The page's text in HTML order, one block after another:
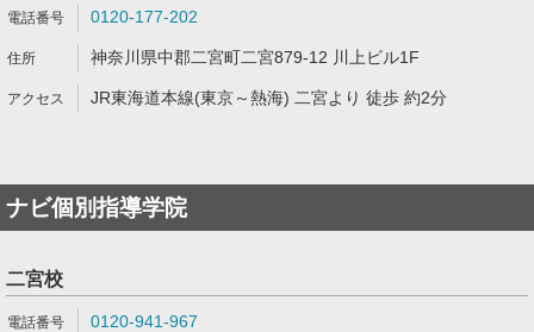
0120-177-202
神奈川県中郡二宮町二宮879-12 川上ビル1F
JR東海道本線(東京～熱海) 二宮より 徒歩 約2分
ナビ個別指導学院
二宮校
0120-941-967